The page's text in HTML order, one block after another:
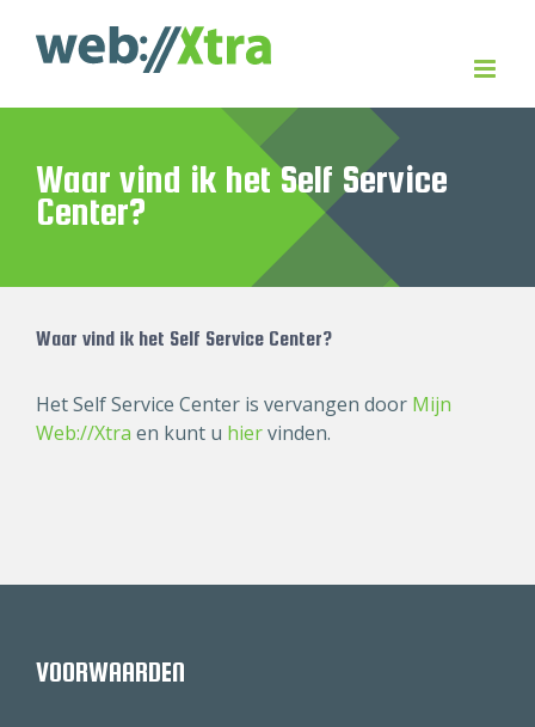
content
Waar vind ik het Self Service
Center?
Waar vind ik het Self Service Center?
Het Self Service Center is vervangen door Mijn
Web://Xtra en kunt u hiervinden.
VOORWAARDEN